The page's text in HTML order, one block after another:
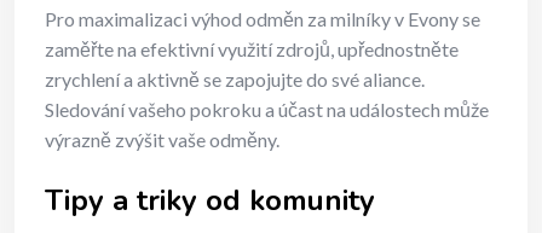
Pro maximalizaci výhod odměn za milníky v Evony se
zaměřte na efektivní využití zdrojů, upřednostněte
zrychlení a aktivně se zapojujte do své aliance.
Sledování vašeho pokroku a účast na událostech může
výrazně zvýšit vaše odměny.
Tipy a triky od komunity